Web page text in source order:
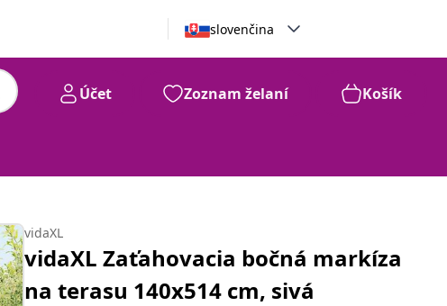
slovenčina
Účet Zoznam želaní Košík
vidaXL
vidaXL Zaťahovacia bočná markíza
na terasu 140x514 cm, sivá